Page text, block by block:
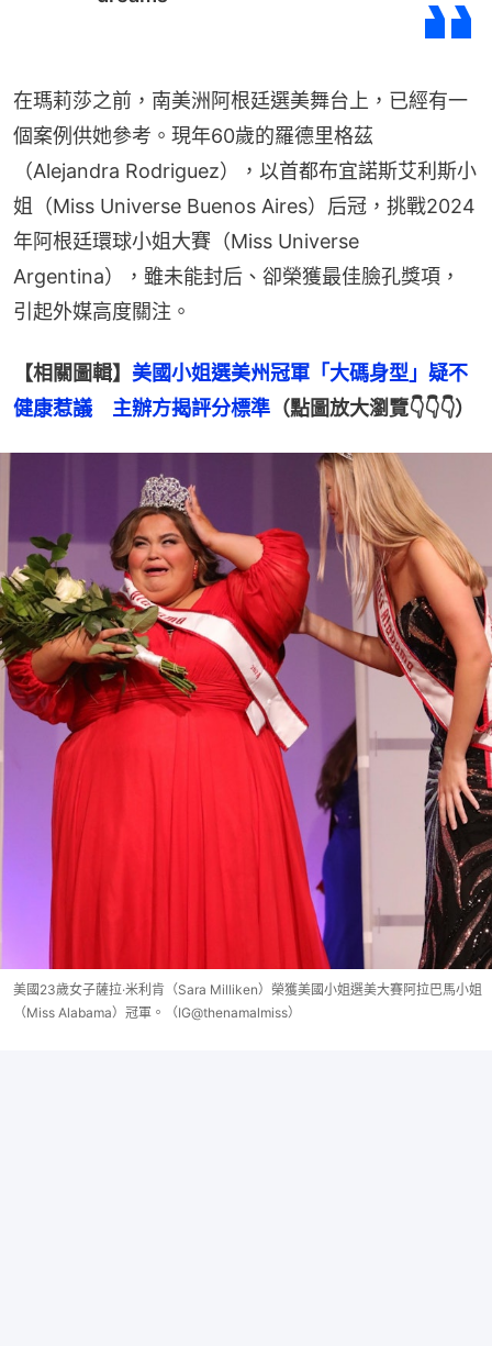
在瑪莉莎之前，南美洲阿根廷選美舞台上，已經有一
個案例供她參考。現年60歲的羅德里格茲
（Alejandra Rodriguez），以首都布宜諾斯艾利斯小
姐（Miss Universe Buenos Aires）后冠，挑戰2024
年阿根廷環球小姐大賽（Miss Universe
Argentina），雖未能封后、卻榮獲最佳臉孔獎項，
引起外媒高度關注。
【相關圖輯】 美國小姐選美州冠軍「大碼身型」疑不
健康惹議　主辦方揭評分標準 （點圖放大瀏覽👇👇👇）
美國23歲女子薩拉·米利肯（Sara Milliken）榮獲美國小姐選美大賽阿拉巴馬小姐
（Miss Alabama）冠軍。（IG@thenamalmiss）